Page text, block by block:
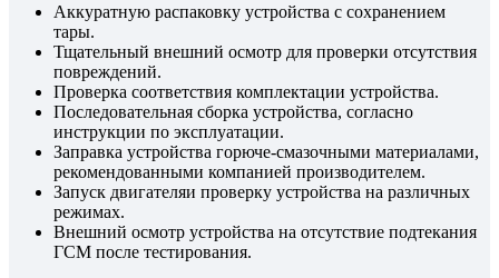
Аккуратную распаковку устройства с сохранением
тары.
Тщательный внешний осмотр для проверки отсутствия
повреждений.
Проверка соответствия комплектации устройства.
Последовательная сборка устройства, согласно
инструкции по эксплуатации.
Заправка устройства горюче-смазочными материалами,
рекомендованными компанией производителем.
Запуск двигателяи проверку устройства на различных
режимах.
Внешний осмотр устройства на отсутствие подтекания
ГСМ после тестирования.